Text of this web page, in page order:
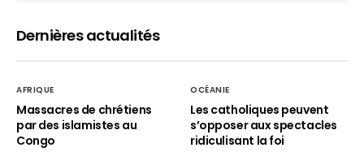
Dernières actualités
AFRIQUE
Massacres de chrétiens
par des islamistes au
Congo
OCÉANIE
Les catholiques peuvent
s’opposer aux spectacles
ridiculisant la foi